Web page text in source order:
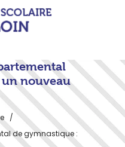
nouveau
/
de gymnastique :